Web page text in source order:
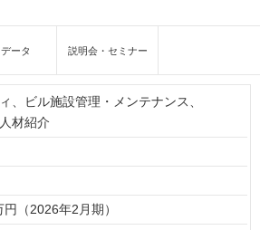
ータ 説明会・セミナー
ビル施設管理・メンテナンス
材紹介
（2026年2月期）